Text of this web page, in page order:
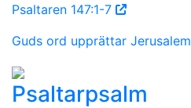
Psaltaren 147:1-7
Guds ord upprättar Jerusalem
Psaltarpsalm